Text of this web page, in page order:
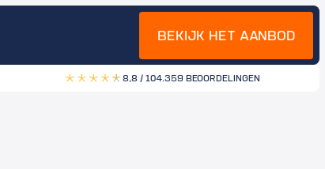
BEKIJK HET AANBOD
8,8 / 104.359 BEOORDELINGEN